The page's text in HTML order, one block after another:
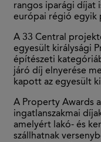
rangos iparági díjat
európai régió egyik
A 33 Central
egyesült királysági
építészeti
járó díj elnyerése
kapott az egyesült
A Property Awards
ingatlanszakmai
amelyért lakó- és
szállhatnak